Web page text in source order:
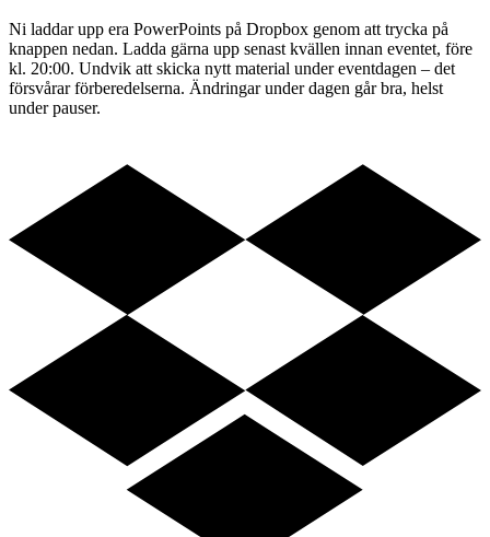
Ni laddar upp era PowerPoints på Dropbox genom att trycka på
knappen nedan. Ladda gärna upp senast kvällen innan eventet, före
kl. 20:00. Undvik att skicka nytt material under eventdagen – det
försvårar förberedelserna. Ändringar under dagen går bra, helst
under pauser.